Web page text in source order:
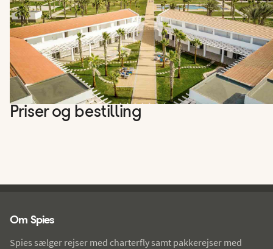
Vis billeder
Priser og bestilling
Om Spies
Spies sælger rejser med charterfly samt pakkerejser med